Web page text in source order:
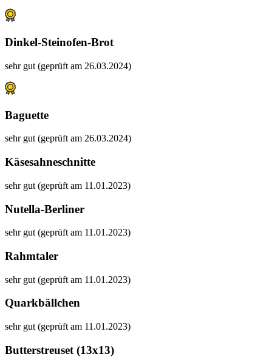
Dinkel-Steinofen-Brot
sehr gut (geprüft am 26.03.2024)
Baguette
sehr gut (geprüft am 26.03.2024)
Käsesahneschnitte
sehr gut (geprüft am 11.01.2023)
Nutella-Berliner
sehr gut (geprüft am 11.01.2023)
Rahmtaler
sehr gut (geprüft am 11.01.2023)
Quarkbällchen
sehr gut (geprüft am 11.01.2023)
Butterstreuset (13x13)